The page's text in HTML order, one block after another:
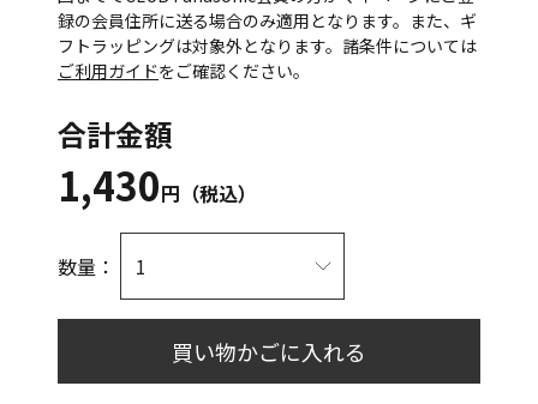
録の会員住所に送る場合のみ適用となります。また、ギ
フトラッピングは対象外となります。諸条件については
ご利用ガイドをご確認ください。
合計金額
1,430円（税込）
数量：
買い物かごに入れる